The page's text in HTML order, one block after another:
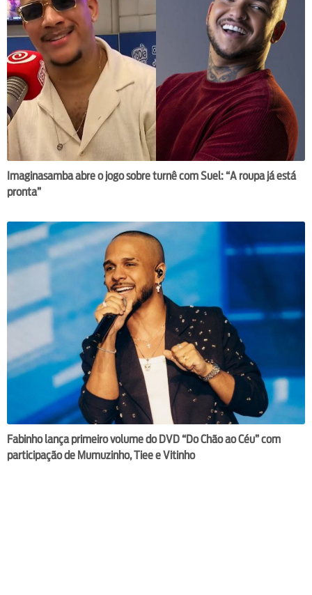
Imaginasamba abre o jogo sobre turnê com Suel: “A roupa já está
pronta”
Fabinho lança primeiro volume do DVD “Do Chão ao Céu” com
participação de Mumuzinho, Tiee e Vitinho